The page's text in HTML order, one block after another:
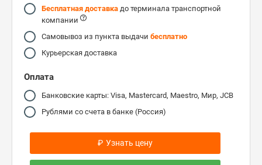
Бесплатная доставка до терминала транспортной
компании
Самовывоз из пункта выдачи бесплатно
Курьерская доставка
Оплата
Банковские карты: Visa, Mastercard, Maestro, Мир, JCB
Рублями со счета в банке (Россия)
₽ Узнать цену